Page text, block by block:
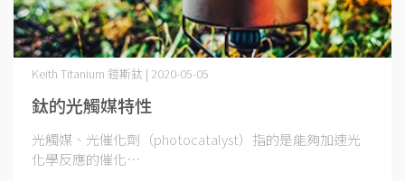
鈦的光觸媒特性
Keith Titanium 鎧斯鈦 | 2020-05-05
光觸媒、光催化劑（photocatalyst）指的是能夠加速光
化學反應的催化⋯